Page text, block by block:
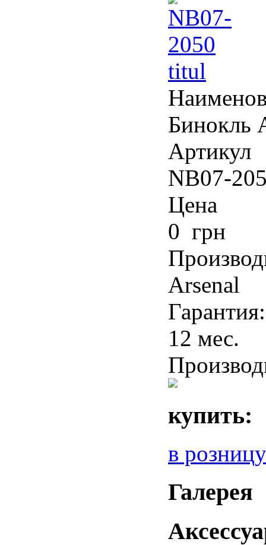
Бинокль
Артикул
NB07-
Цена
0 грн
Arsenal
Гарантия:
12 мес.
купить:
в розницу
Галерея